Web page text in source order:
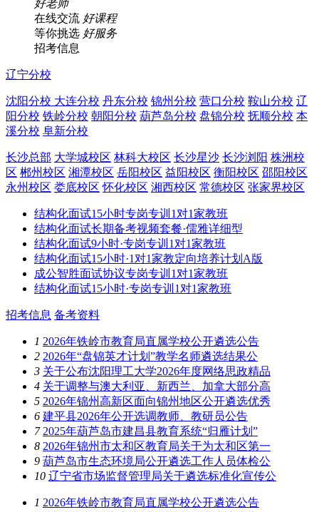
好老师
在线交流 好课程
等你挑选 好服务
招考信息
辽宁分校
沈阳分校 大连分校 丹东分校 锦州分校 营口分校 鞍山分校 辽
阳分校 铁岭分校 朝阳分校 葫芦岛分校 盘锦分校 抚顺分校 本
溪分校 阜新分校
长沙总部 大学城校区 林科大校区 长沙星沙 长沙浏阳 株洲校
区 郴州校区 湘潭校区 岳阳校区 益阳校区 衡阳校区 邵阳校区
永州校区 娄底校区 怀化校区 湘西校区 常德校区 张家界校区
结构化面试15小时专岗专训1对1家教班
结构化面试长期备考视频套餐·儒雅详细型
结构化面试9小时·专岗专训1对1家教班
结构化面试15小时·1对1家教定向培养计划A版
成公智胜面试协议专岗专训1对1家教班
结构化面试15小时·专岗专训1对1家教班
招考信息 备考资料
1 2026年铁岭市教育局直属学校公开遴选公告
2 2026年“盘锦英才计划”教学名师遴选结果公
3 关于公布沈阳理工大学2026年度网络思政精品
4 关于调整与澳大利亚、新西兰、加拿大部分高
5 2026年锦州高新区面向锦州地区公开遴选优秀
6 建平县2026年公开选调教师、教研员公告
7 2025年葫芦岛市建昌县教育系统“归雁计划”
8 2026年锦州市太和区教育局关于为太和区第一
9 葫芦岛市生态环境局公开遴选工作人员体检公
10 辽宁省市场监督管理局关于遴选标准化宣传公
1 2026年铁岭市教育局直属学校公开遴选公告